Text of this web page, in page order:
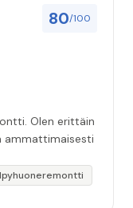
80/100
Olen erittäin
ammattimaisesti